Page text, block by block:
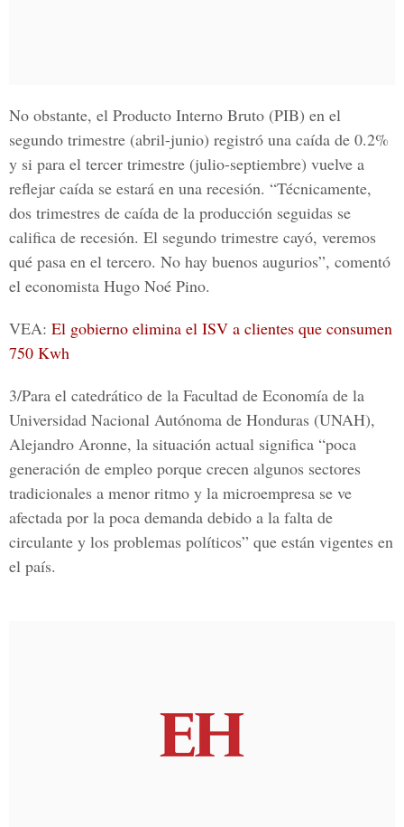
No obstante, el Producto Interno Bruto (PIB) en el
segundo trimestre (abril-junio) registró una caída de 0.2%
y si para el tercer trimestre (julio-septiembre) vuelve a
reflejar caída se estará en una recesión. “Técnicamente,
dos trimestres de caída de la producción seguidas se
califica de recesión. El segundo trimestre cayó, veremos
qué pasa en el tercero. No hay buenos augurios”, comentó
el economista Hugo Noé Pino.
VEA: El gobierno elimina el ISV a clientes que consumen
750 Kwh
3/Para el catedrático de la Facultad de Economía de la
Universidad Nacional Autónoma de Honduras (UNAH),
Alejandro Aronne, la situación actual significa “poca
generación de empleo porque crecen algunos sectores
tradicionales a menor ritmo y la microempresa se ve
afectada por la poca demanda debido a la falta de
circulante y los problemas políticos” que están vigentes en
el país.